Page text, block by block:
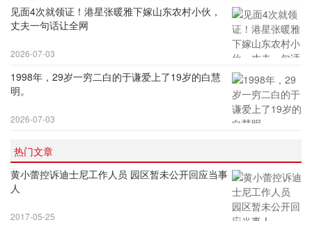
见面4次就领证！港星张暖雅下嫁山东农村小伙，
丈夫一句话让全网
2026-07-03
1998年，29岁一穷二白的于谦爱上了19岁的白慧
明。
2026-07-03
热门文章
黄小蕾控诉迪士尼工作人员 园区暂未公开回应当事
人
2017-05-25